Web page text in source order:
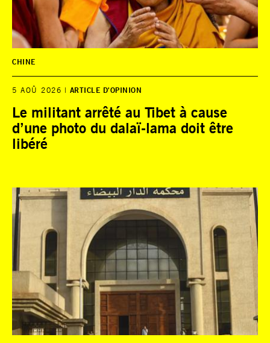
CHINE
5 AOÛ 2026 ARTICLE D'OPINION
Le militant arrêté au Tibet à cause
d’une photo du dalaï-lama doit être
libéré